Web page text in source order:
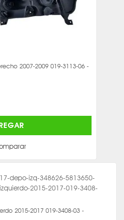
2007-2009 019-3113-06 -
2015-2017 019-3408-03 -